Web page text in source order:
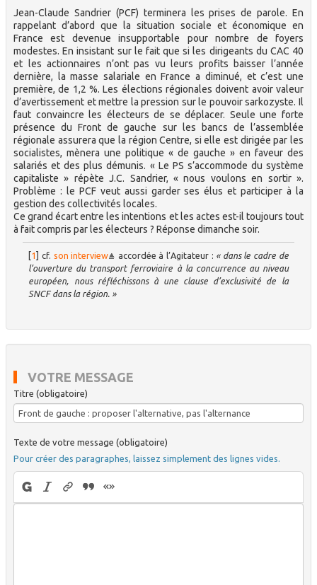
Jean-Claude Sandrier (PCF) terminera les prises de parole. En
rappelant d’abord que la situation sociale et économique en
France est devenue insupportable pour nombre de foyers
modestes. En insistant sur le fait que si les dirigeants du CAC 40
et les actionnaires n’ont pas vu leurs profits baisser l’année
dernière, la masse salariale en France a diminué, et c’est une
première, de 1,2 %. Les élections régionales doivent avoir valeur
d’avertissement et mettre la pression sur le pouvoir sarkozyste. Il
faut convaincre les électeurs de se déplacer. Seule une forte
présence du Front de gauche sur les bancs de l’assemblée
régionale assurera que la région Centre, si elle est dirigée par les
socialistes, mènera une politique « de gauche » en faveur des
salariés et des plus démunis. « Le PS s’accommode du système
capitaliste » répète J.C. Sandrier, « nous voulons en sortir ».
Problème : le PCF veut aussi garder ses élus et participer à la
gestion des collectivités locales.
Ce grand écart entre les intentions et les actes est-il toujours tout
à fait compris par les électeurs ? Réponse dimanche soir.
1 ]cf. son interview accordée à l’Agitateur : « dans le cadre de
l’ouverture du transport ferroviaire à la concurrence au niveau
européen, nous réfléchissons à une clause d’exclusivité de la
SNCF dans la région. »
VOTRE MESSAGE
Titre (obligatoire)
Texte de votre message (obligatoire)
Pour créer des paragraphes, laissez simplement des lignes vides.